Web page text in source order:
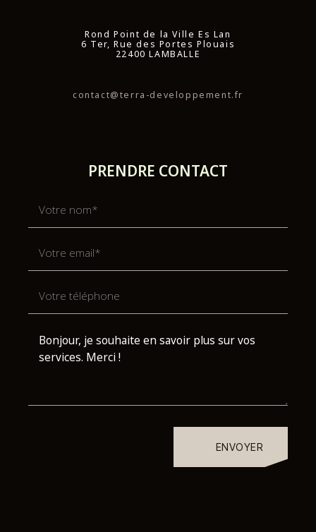
Rond Point de la Ville Es Lan
6 Ter, Rue des Portes Plouais
22400 LAMBALLE
contact@terra-developpement.fr
PRENDRE CONTACT
ENVOYER